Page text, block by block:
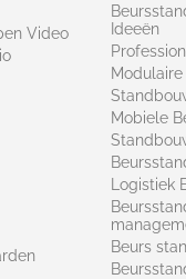
Video
Ideeën
Mobiele
Logistiek
Beurs